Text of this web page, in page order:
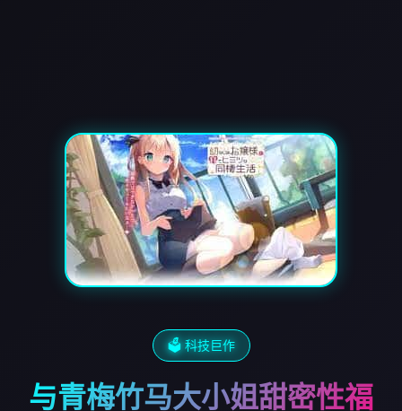
🗳️ 科技巨作
与青梅竹马大小姐甜密性福